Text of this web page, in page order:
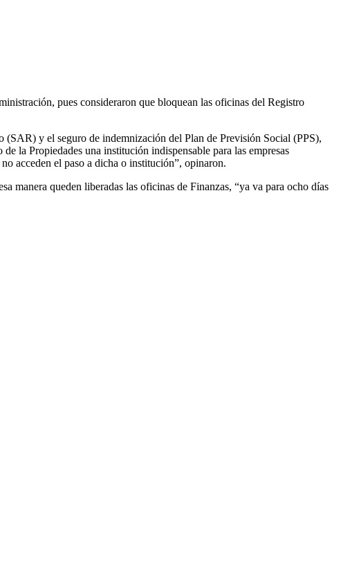
pues consideraron que bloquean las oficinas del Registro
y el seguro de indemnización del Plan de Previsión Social (PPS),
la Propiedades una institución indispensable para las empresas
acceden el paso a dicha o institución”, opinaron.
manera queden liberadas las oficinas de Finanzas, “ya va para ocho días